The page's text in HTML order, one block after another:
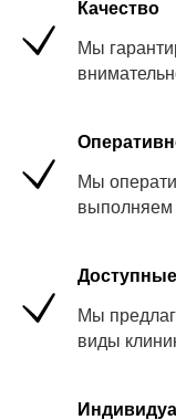
Качество
Мы
Мы
выполняем
Мы
виды